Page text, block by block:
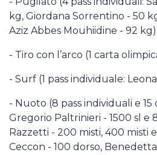
kg, Giordana Sorrentino - 50
Aziz Abbes Mouhiidine - 92 kg)
- Tiro con l’arco (1 carta
- Surf (1 pass individuale:
- Nuoto (8 pass individuali e
Gregorio Paltrinieri - 1500 sl e
Razzetti - 200 misti, 400 misti
Ceccon - 100 dorso,